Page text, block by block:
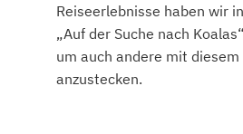
Reiseerlebnisse haben wir
„Auf der Suche nach
um auch andere mit
anzustecken.